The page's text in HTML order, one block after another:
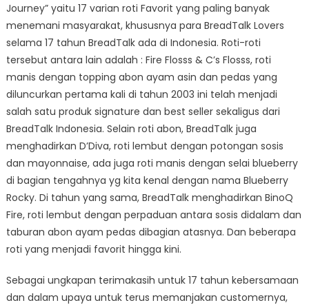
Journey” yaitu 17 varian roti Favorit yang paling banyak
menemani masyarakat, khususnya para BreadTalk Lovers
selama 17 tahun BreadTalk ada di Indonesia. Roti-roti
tersebut antara lain adalah : Fire Flosss & C’s Flosss, roti
manis dengan topping abon ayam asin dan pedas yang
diluncurkan pertama kali di tahun 2003 ini telah menjadi
salah satu produk signature dan best seller sekaligus dari
BreadTalk Indonesia. Selain roti abon, BreadTalk juga
menghadirkan D’Diva, roti lembut dengan potongan sosis
dan mayonnaise, ada juga roti manis dengan selai blueberry
di bagian tengahnya yg kita kenal dengan nama Blueberry
Rocky. Di tahun yang sama, BreadTalk menghadirkan BinoQ
Fire, roti lembut dengan perpaduan antara sosis didalam dan
taburan abon ayam pedas dibagian atasnya. Dan beberapa
roti yang menjadi favorit hingga kini.
Sebagai ungkapan terimakasih untuk 17 tahun kebersamaan
dan dalam upaya untuk terus memanjakan customernya,